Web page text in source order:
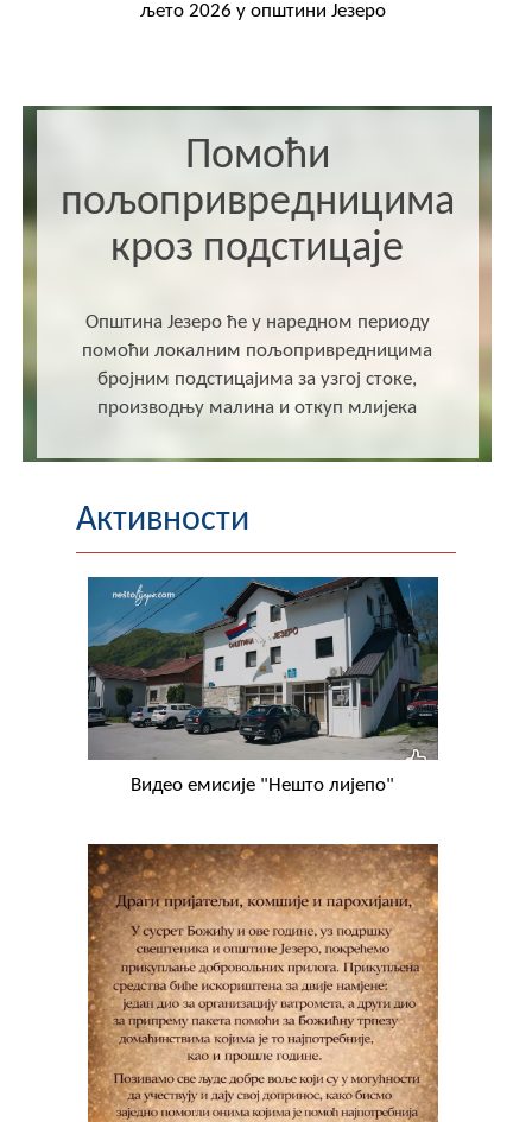
љето 2026 у општини Језеро
Помоћи
пољопривредницима
кроз подстицаје
Општина Језеро ће у наредном периоду
помоћи локалним пољопривредницима
бројним подстицајима за узгој стоке,
производњу малина и откуп млијека
Активности
Видео емисије "Нешто лијепо"